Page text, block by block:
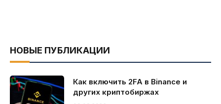
НОВЫЕ ПУБЛИКАЦИИ
Как включить 2FA в Binance и
других криптобиржах